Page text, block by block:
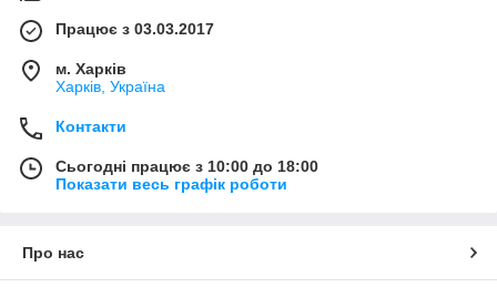
Працює з 03.03.2017
м. Харків
Харків, Україна
Контакти
Сьогодні працює з 10:00 до 18:00
Показати весь графік роботи
Про нас